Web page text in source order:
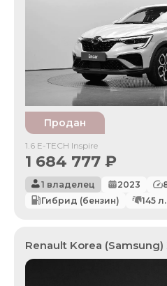
Продан
1.6 E-TECH Inspire
1 684 777 ₽
1 владелец 2023
Гибрид (бензин)
145
Renault Korea (Samsung)